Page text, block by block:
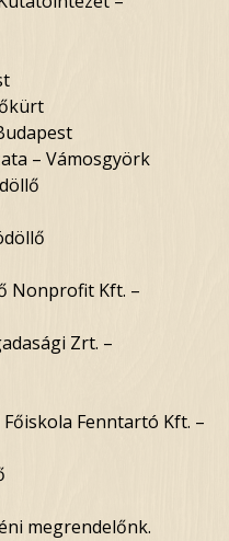
– Vámosgyörk
Nonprofit Kft. –
Zrt. –
Fenntartó Kft. –
megrendelőnk.